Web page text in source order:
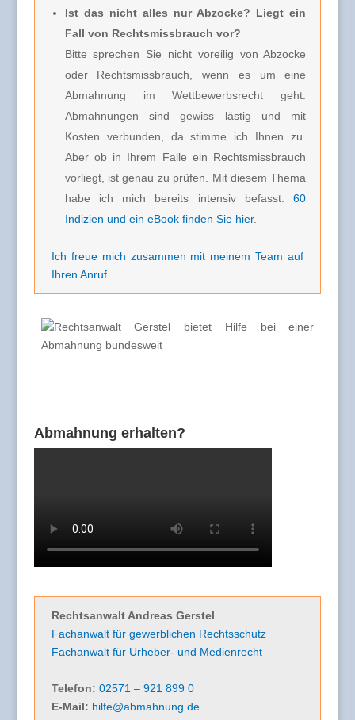
Ist das nicht alles nur Abzocke? Liegt ein
Fall von Rechtsmissbrauch vor?
Bitte sprechen Sie nicht voreilig von Abzocke
oder Rechtsmissbrauch, wenn es um eine
Abmahnung im Wettbewerbsrecht geht.
Abmahnungen sind gewiss lästig und mit
Kosten verbunden, da stimme ich Ihnen zu.
Aber ob in Ihrem Falle ein Rechtsmissbrauch
vorliegt, ist genau zu prüfen. Mit diesem Thema
habe ich mich bereits intensiv befasst.60
Indizien und ein eBook finden Sie hier.
Ich freue mich zusammen mit meinem Team auf
Ihren Anruf.
Abmahnung erhalten?
Rechtsanwalt Andreas Gerstel
Fachanwalt für gewerblichen Rechtsschutz
Fachanwalt für Urheber- und Medienrecht
Telefon: 02571 – 921 899 0
E-Mail: hilfe@abmahnung.de